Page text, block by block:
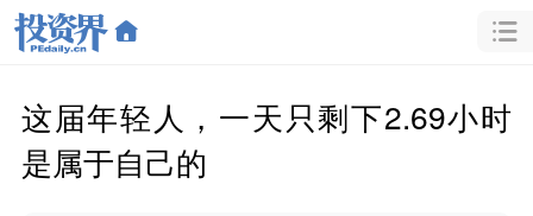
这届年轻人，一天只剩下2.69小时
是属于自己的